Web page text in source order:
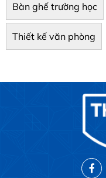
Bàn ghế trường học
Thiết kế văn phòng